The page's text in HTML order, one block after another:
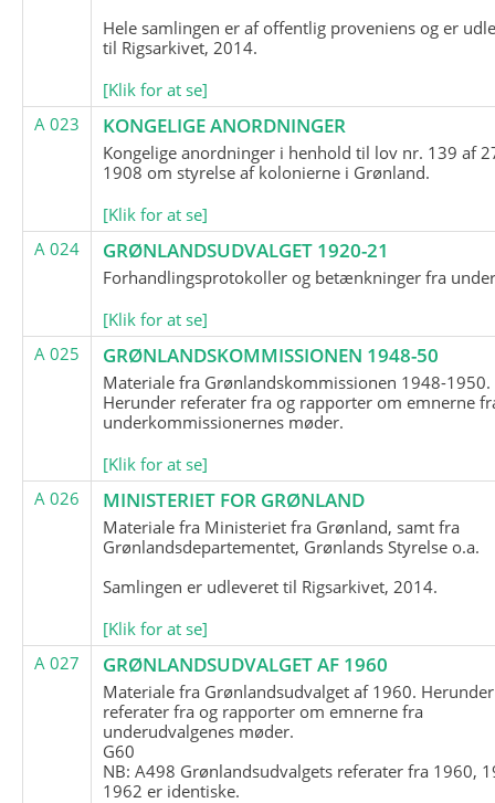
Hele samlingen er af offentlig proveniens og er
til Rigsarkivet, 2014.
[Klik for at se]
A 023
KONGELIGE ANORDNINGER
Kongelige anordninger i henhold til lov nr. 139 af
1908 om styrelse af kolonierne i Grønland.
[Klik for at se]
A 024
GRØNLANDSUDVALGET 1920-21
Forhandlingsprotokoller og betænkninger fra
[Klik for at se]
A 025
GRØNLANDSKOMMISSIONEN 1948-50
Materiale fra Grønlandskommissionen 1948-1950.
Herunder referater fra og rapporter om emnerne
underkommissionernes møder.
[Klik for at se]
A 026
MINISTERIET FOR GRØNLAND
Materiale fra Ministeriet fra Grønland, samt fra
Grønlandsdepartementet, Grønlands Styrelse o.a.
Samlingen er udleveret til Rigsarkivet, 2014.
[Klik for at se]
A 027
GRØNLANDSUDVALGET AF 1960
Materiale fra Grønlandsudvalget af 1960. Herunder
referater fra og rapporter om emnerne fra
underudvalgenes møder.
G60
NB: A498 Grønlandsudvalgets referater fra 1960,
1962 er identiske.